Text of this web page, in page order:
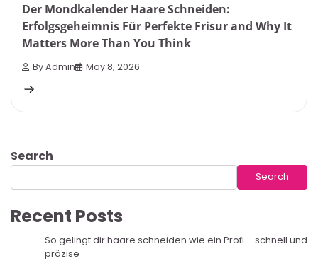
Der Mondkalender Haare Schneiden:
Erfolgsgeheimnis Für Perfekte Frisur and Why It
Matters More Than You Think
By Admin May 8, 2026
Search
Search
Recent Posts
So gelingt dir haare schneiden wie ein Profi – schnell und
präzise